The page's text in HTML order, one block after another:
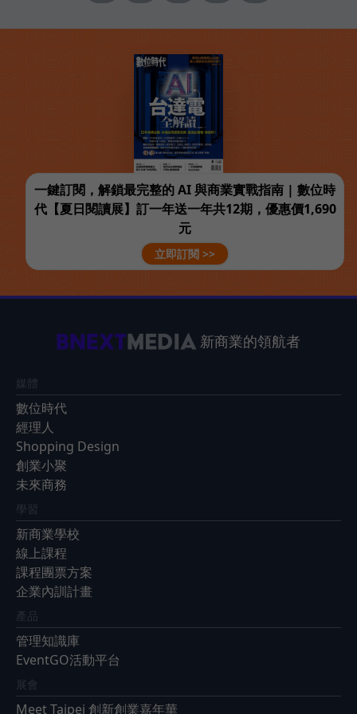
一鍵訂閱，解鎖最完整的 AI 與商業實戰指南 | 數位時
代【夏日閱讀展】訂一年送一年共12期，優惠價1,690
元
立即訂閱 >>
新商業的領航者
媒體
數位時代
經理人
Shopping Design
創業小聚
未來商務
學習
新商業學校
線上課程
課程團票方案
企業內訓計畫
產品
管理知識庫
EventGO活動平台
展會
Meet Taipei 創新創業嘉年華